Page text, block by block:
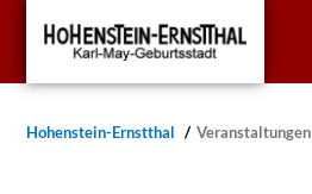
Hohenstein-Ernstthal Veranstaltungen